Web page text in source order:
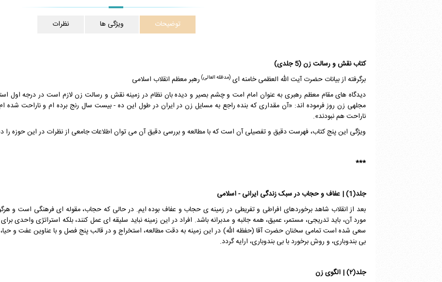
توضیحات ویژگی ها نظرات
کتاب نقش و رسالت زن (5 جلدی)
برگرفته از بیانات حضرت آیت الله العظمی خامنه ای (مدظله العالی) رهبر معظم انقلاب اسلامی
دیدگاه های مقام معظم رهبری به عنوان امام امت و چشم بصیر و دیده بان نظام در زمینه نقش و رسالت زن لازم است در درجه اول
مجله­ی زن روز فرموده اند: «آن مقداری که بنده راجع به مسایل زن در ایران در طول این ده - بیست سال رنج برده ام و ناراحت شده
ناراحت هم نبودند».
ویژگی این پنج کتاب، فهرست دقیق و تفصیلی آن است که با مطالعه و بررسی دقیق آن می توان اطلاعات جامعی از نظرات در این حوزه را
***
جلد(1) | عفاف و حجاب در سبک زندگی ایرانی - اسلامی
بعد از انقلاب شاهد برخوردهای افراطی و تفریطی در زمینه ی حجاب و عفاف بوده ایم. در حالی که حجاب، مقوله ای فرهنگی است و
مورد آن، باید تدریجی، مستمر، عمیق، همه جانبه و مدبرانه باشد. افراد در این زمینه نباید سلیقه ای عمل کنند، بلکه استراتژی واحدی
سعی شده است تمامی سخنان حضرت آقا (حفظه الله) در این زمینه به دقت مطالعه، استخراج و در قالب پنج فصل و با عناوین عفت
بی بندوباری، و روش برخورد با بی بندوباری، ارایه گردد.
جلد(۲) | الگوی زن